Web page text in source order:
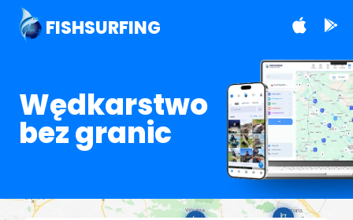
FISHSURFING
Wędkarstwo
bez granic